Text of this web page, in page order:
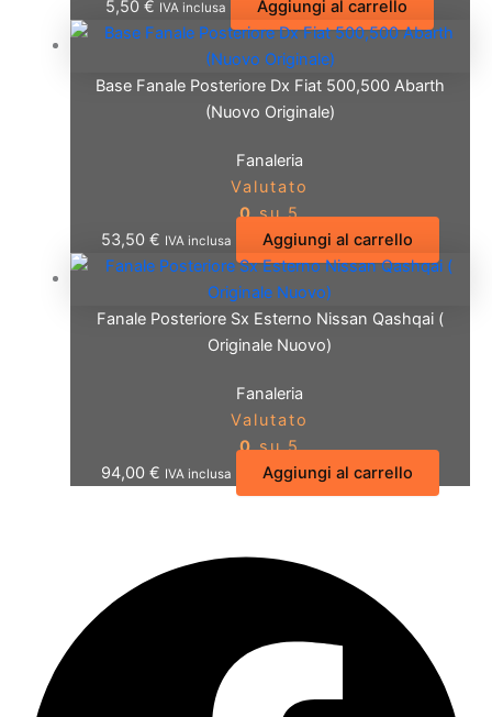
5,50€ IVA inclusa Aggiungi al carrello
Base Fanale Posteriore Dx Fiat 500,500 Abarth
(Nuovo Originale)
Fanaleria
Valutato
0su 5
53,50 € IVA inclusa Aggiungi al carrello
Fanale Posteriore Sx Esterno Nissan Qashqai (
Originale Nuovo)
Fanaleria
Valutato
0su 5
94,00 € IVA inclusa Aggiungi al carrello